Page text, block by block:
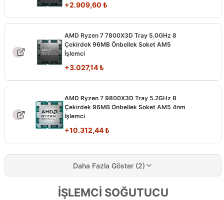
+2.909,60 ₺
AMD Ryzen 7 7800X3D Tray 5.0GHz 8
Çekirdek 96MB Önbellek Soket AM5
İşlemci
+3.027,14₺
AMD Ryzen 7 9800X3D Tray 5.2GHz 8
Çekirdek 96MB Önbellek Soket AM5 4nm
İşlemci
+10.312,44₺
Daha Fazla Göster (2)
İŞLEMCİ SOĞUTUCU